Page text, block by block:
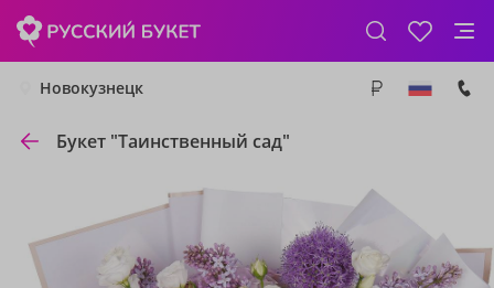
Новокузнецк
Букет "Таинственный сад"